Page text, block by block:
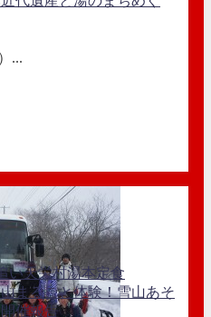
...
い天栄村湯本定食
まるごと体験！雪山あそ
催報告